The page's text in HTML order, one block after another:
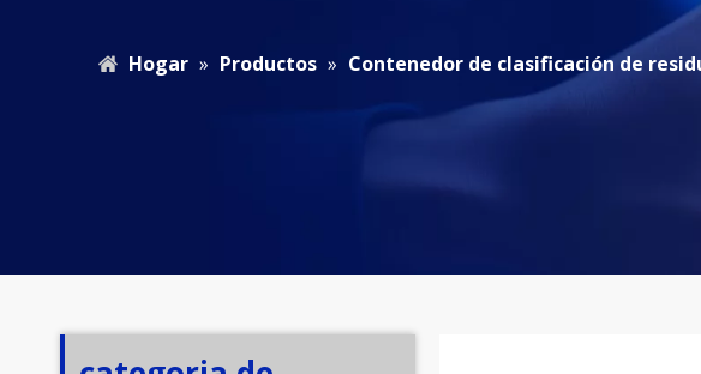
Hogar » Productos » Contenedor de clasificación de